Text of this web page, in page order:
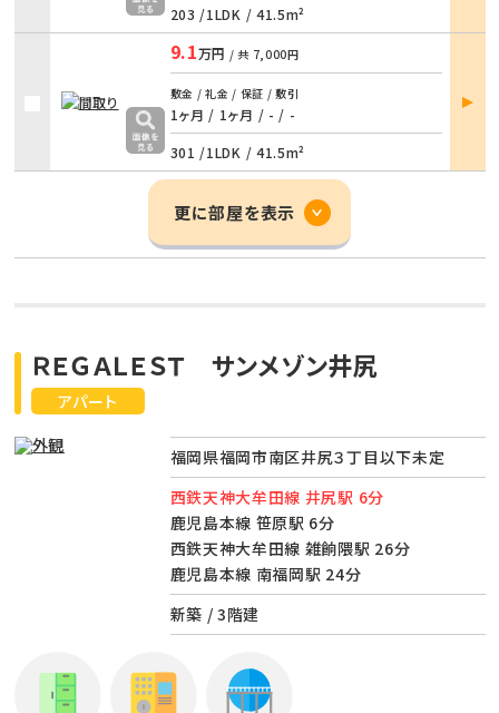
203 /1LDK / 41.5m²
9.1万円 / 共 7,000円
敷金 / 礼金 / 保証 / 敷引
1ヶ月 / 1ヶ月 / - / -
301 /1LDK / 41.5m²
部屋
詳細
更に部屋を表示
アパート
ＲＥＧＡＬＥＳＴ サンメゾン井尻
福岡県福岡市南区井尻３丁目以下未定
西鉄天神大牟田線 井尻駅 6分
鹿児島本線 笹原駅 6分
西鉄天神大牟田線 雑餉隈駅 26分
鹿児島本線 南福岡駅 24分
新築 / 3階建